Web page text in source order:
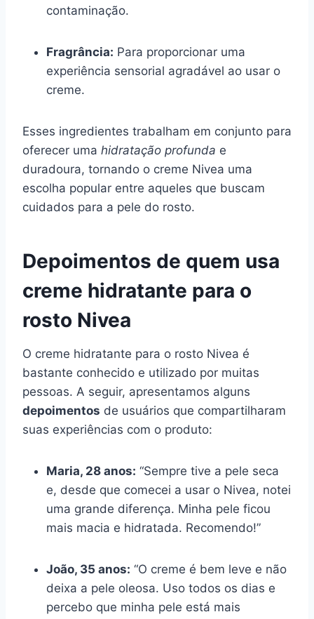
contaminação.
Fragrância: Para proporcionar uma
experiência sensorial agradável ao usar o
creme.
Esses ingredientes trabalham em conjunto para
oferecer uma hidratação profunda e
duradoura, tornando o creme Nivea uma
escolha popular entre aqueles que buscam
cuidados para a pele do rosto.
Depoimentos de quem usa
creme hidratante para o
rosto Nivea
O creme hidratante para o rosto Nivea é
bastante conhecido e utilizado por muitas
pessoas. A seguir, apresentamos alguns
depoimentos de usuários que compartilharam
suas experiências com o produto:
Maria, 28 anos: “Sempre tive a pele seca
e, desde que comecei a usar o Nivea, notei
uma grande diferença. Minha pele ficou
mais macia e hidratada. Recomendo!”
João, 35 anos: “O creme é bem leve e não
deixa a pele oleosa. Uso todos os dias e
percebo que minha pele está mais